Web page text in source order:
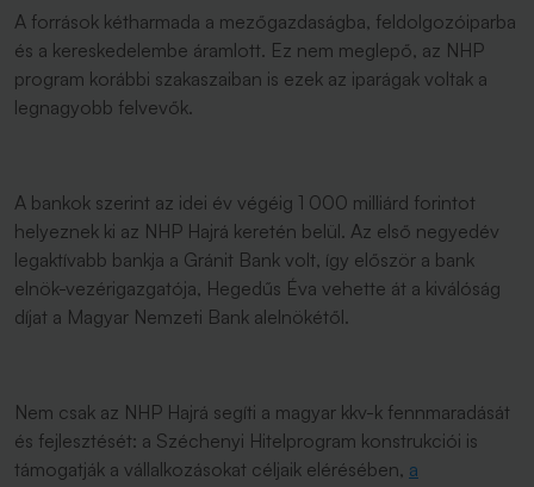
A források kétharmada a mezőgazdaságba, feldolgozóiparba
és a kereskedelembe áramlott. Ez nem meglepő, az NHP
program korábbi szakaszaiban is ezek az iparágak voltak a
legnagyobb felvevők.
A bankok szerint az idei év végéig 1 000 milliárd forintot
helyeznek ki az NHP Hajrá keretén belül. Az első negyedév
legaktívabb bankja a Gránit Bank volt, így először a bank
elnök-vezérigazgatója, Hegedűs Éva vehette át a kiválóság
díjat a Magyar Nemzeti Bank alelnökétől.
Nem csak az NHP Hajrá segíti a magyar kkv-k fennmaradását
és fejlesztését: a Széchenyi Hitelprogram konstrukciói is
támogatják a vállalkozásokat céljaik elérésében, a